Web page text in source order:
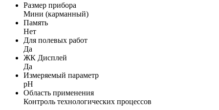
Размер прибора
Мини (карманный)
Память
Нет
Для полевых работ
Да
ЖК Дисплей
Да
Измеряемый параметр
pH
Область применения
Контроль технологических процессов